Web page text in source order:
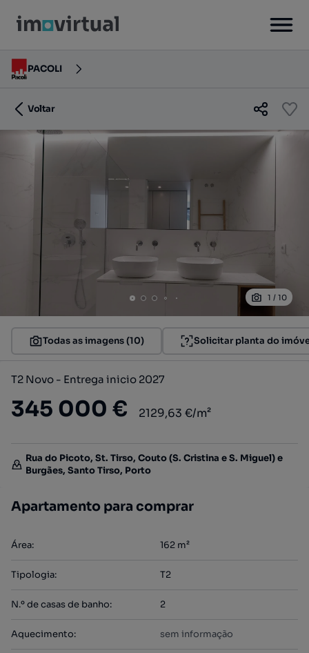
PACOLI
Voltar
1 / 10
Todas as imagens (10) Solicitar planta do
T2 Novo - Entrega inicio 2027
345 000 € 2129,63 €/m²
Rua do Picoto, St. Tirso, Couto (S. Cristina e S. Miguel) e
Burgães, Santo Tirso, Porto
Apartamento para comprar
Área: 162 m²
Tipologia: T2
N.º de casas de banho: 2
Aquecimento: sem informação